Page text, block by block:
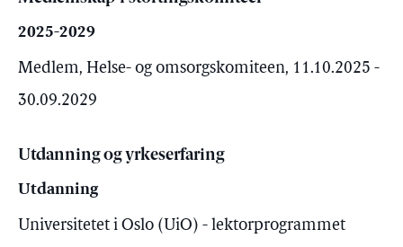
2025-2029
Medlem, Helse- og omsorgskomiteen, 11.10.2025 -
30.09.2029
Utdanning og yrkeserfaring
Utdanning
Universitetet i Oslo (UiO) - lektorprogrammet